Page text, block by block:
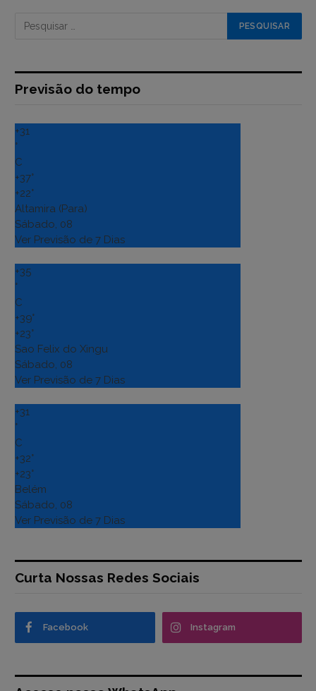
Previsão do tempo
+31
°
C
+37°
+22°
Altamira (Para)
Sábado, 08
Ver Previsão de 7 Dias
+35
°
C
+39°
+23°
Sao Felix do Xingu
Sábado, 08
Ver Previsão de 7 Dias
+31
°
C
+32°
+23°
Belém
Sábado, 08
Ver Previsão de 7 Dias
Curta Nossas Redes Sociais
Facebook Instagram